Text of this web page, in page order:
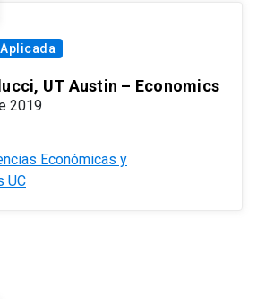
UT Austin – Economics
2019
Económicas y
UC